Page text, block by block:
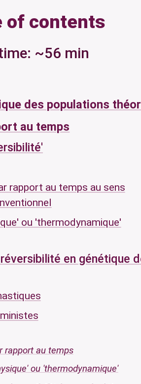
of contents
~56 min
des populations
au temps
rapport au temps au sens
ou 'thermodynamique'
en génétique
rapport au temps
ou 'thermodynamique'